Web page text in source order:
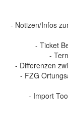
- Notizen/Infos
- Ticket
-
- Differenzen
- FZG
- Import